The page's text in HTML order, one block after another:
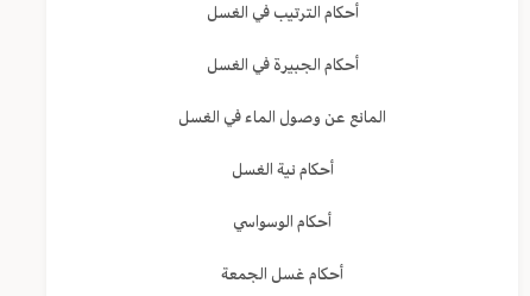
أحكام الترتيب في الغسل
أحكام الجبيرة في الغسل
المانع عن وصول الماء في الغسل
أحكام نية الغسل
أحكام الوسواسي
أحكام غسل الجمعة